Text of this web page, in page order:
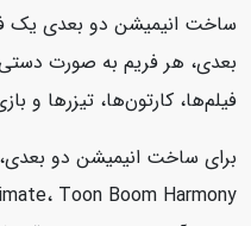
ساخت انیمیشن دو بعدی یک
بعدی، هر فریم به صورت دستی
فیلم‌ها، کارتون‌ها، تیزرها
برای ساخت انیمیشن دو